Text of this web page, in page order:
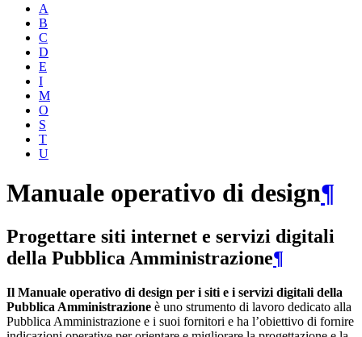
A
B
C
D
E
I
M
O
S
T
U
Manuale operativo di design¶
Progettare siti internet e servizi digitali
della Pubblica Amministrazione¶
Il Manuale operativo di design per i siti e i servizi digitali della
Pubblica Amministrazione è uno strumento di lavoro dedicato alla
Pubblica Amministrazione e i suoi fornitori e ha l’obiettivo di fornire